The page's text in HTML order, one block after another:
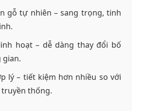
gỗ tự nhiên – sang trọng, tinh
hoạt – dễ dàng thay đổi bố
gian.
lý – tiết kiệm hơn nhiều so với
thống.